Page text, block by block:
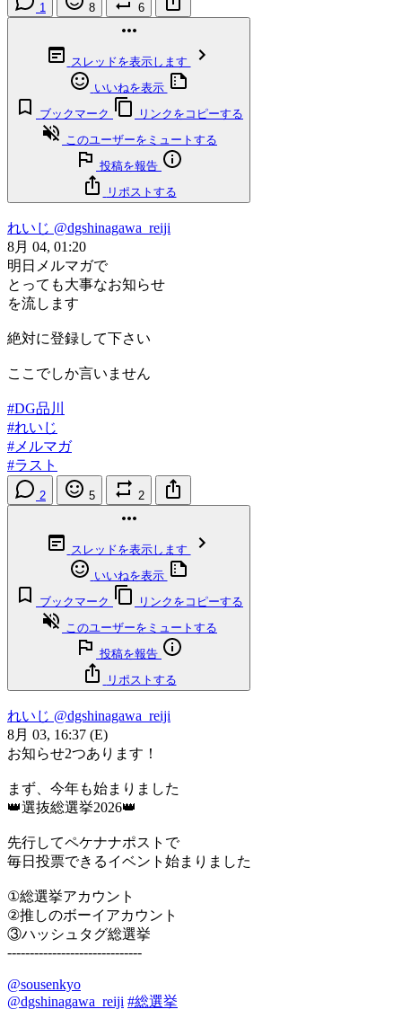
1 8 6
スレッドを表示します
いいねを表示
ブックマーク
リンクをコピーする
このユーザーをミュートする
投稿を報告
リポストする
れいじ @dgshinagawa_reiji
8月 04, 01:20
明日メルマガで
とっても大事なお知らせ
を流します
絶対に登録して下さい
ここでしか言いません
#DG品川
#れいじ
#メルマガ
#ラスト
2 5 2
スレッドを表示します
いいねを表示
ブックマーク
リンクをコピーする
このユーザーをミュートする
投稿を報告
リポストする
れいじ @dgshinagawa_reiji
8月 03, 16:37 (E)
お知らせ2つあります！
まず、今年も始まりました
👑選抜総選挙2026👑
先行してペケナナポストで
毎日投票できるイベント始まりました
①総選挙アカウント
②推しのボーイアカウント
③ハッシュタグ総選挙
------------------------------
@sousenkyo
@dgshinagawa_reiji #総選挙